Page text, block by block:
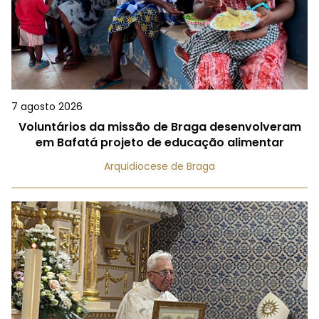
7 agosto 2026
Voluntários da missão de Braga desenvolveram
em Bafatá projeto de educação alimentar
Arquidiocese de Braga